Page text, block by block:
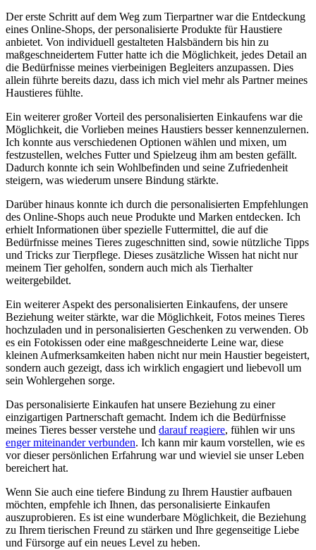
Der erste Schritt auf dem Weg zum Tierpartner war die Entdeckung
eines Online-Shops, der personalisierte Produkte ​für Haustiere
anbietet. Von individuell⁤ gestalteten Halsbändern bis hin zu
maßgeschneidertem Futter hatte ich die Möglichkeit, jedes Detail an
‌die Bedürfnisse meines vierbeinigen Begleiters ⁤anzupassen. Dies⁤
allein führte bereits dazu, dass ich mich viel ‌mehr ‌als Partner meines
Haustieres fühlte.
Ein weiterer großer Vorteil des ​personalisierten Einkaufens war die
Möglichkeit, die Vorlieben meines Haustiers besser kennenzulernen.
Ich konnte ⁢aus verschiedenen ​Optionen wählen und mixen, um
festzustellen, welches Futter und‌ Spielzeug‌ ihm am besten ‌gefällt.
Dadurch konnte‍ ich sein Wohlbefinden und seine Zufriedenheit
steigern, was wiederum unsere Bindung stärkte.
Darüber hinaus​ konnte ich durch ⁤die personalisierten Empfehlungen‍
des‌ Online-Shops auch neue Produkte ⁢und Marken entdecken.​ Ich
erhielt Informationen⁣ über spezielle Futtermittel, die auf die
Bedürfnisse meines⁤ Tieres zugeschnitten sind, sowie nützliche Tipps
und Tricks zur Tierpflege. Dieses ​zusätzliche Wissen hat nicht nur
meinem Tier geholfen, sondern auch mich als ⁤Tierhalter
weitergebildet.
Ein weiterer Aspekt des personalisierten​ Einkaufens, der unsere
‍Beziehung ‌weiter stärkte,⁣ war die⁢ Möglichkeit, ⁤Fotos meines Tieres
hochzuladen ​und in‍ personalisierten Geschenken zu verwenden. ‍Ob
es ein‌ Fotokissen ​oder eine maßgeschneiderte Leine war, diese‍
kleinen Aufmerksamkeiten haben nicht nur mein Haustier ‍begeistert,
sondern auch gezeigt,‍ dass ich⁢ wirklich engagiert und‌ liebevoll um
sein Wohlergehen sorge.
Das‍ personalisierte Einkaufen ‍hat unsere Beziehung ⁢zu⁤ einer
einzigartigen​ Partnerschaft gemacht. ⁣Indem ich die ⁤Bedürfnisse
meines Tieres besser verstehe und darauf reagiere, ⁣fühlen wir⁢ uns⁤
enger miteinander verbunden. ⁢Ich kann mir kaum vorstellen, wie es
vor dieser persönlichen Erfahrung war und wieviel sie unser Leben
bereichert hat.
Wenn Sie auch⁣ eine ‌tiefere Bindung zu Ihrem Haustier ⁢aufbauen
möchten, empfehle ich Ihnen, das personalisierte⁤ Einkaufen
auszuprobieren. Es ist eine⁤ wunderbare‌ Möglichkeit, die‍ Beziehung
zu Ihrem tierischen Freund zu stärken und Ihre gegenseitige Liebe
und ​Fürsorge auf‍ ein neues Level zu heben.